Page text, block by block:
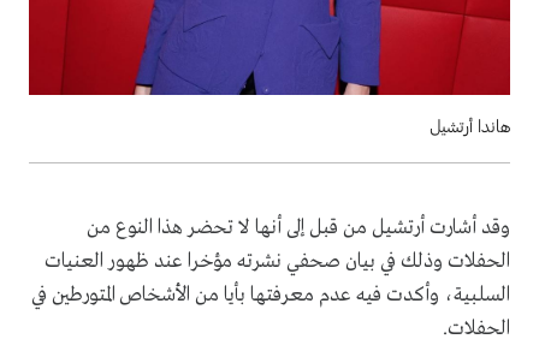
هاندا أرتشيل
وقد أشارت أرتشيل من قبل إلى أنها لا تحضر هذا النوع من
الحفلات وذلك في بيان صحفي نشرته مؤخرا عند ظهور العنيات
السلبية، وأكدت فيه عدم معرفتها بأيا من الأشخاص المتورطين في
الحفلات.